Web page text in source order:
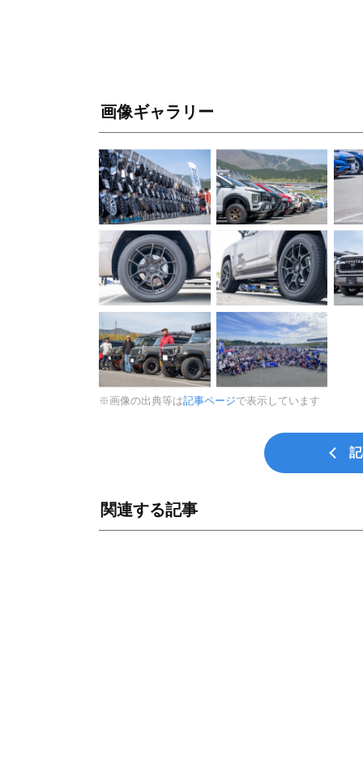
画像ギャラリー
※画像の出典等は記事ページで表示しています
関連する記事